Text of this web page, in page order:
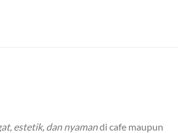
estetik, dan nyamandi cafe maupun